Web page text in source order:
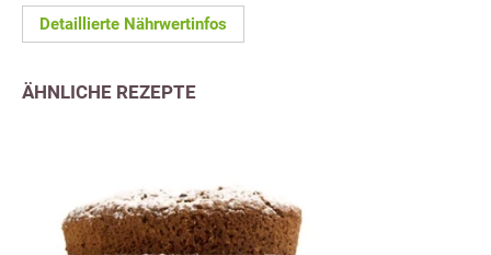
Detaillierte Nährwertinfos
ÄHNLICHE REZEPTE